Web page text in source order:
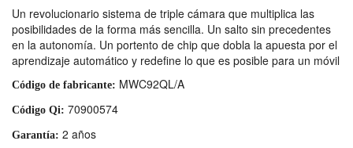
Un revolucionario sistema de triple cámara que multiplica las
posibilidades de la forma más sencilla. Un salto sin precedentes
en la autonomía. Un portento de chip que dobla la apuesta por el
aprendizaje automático y redefine lo que es posible para un móvil
Código de fabricante: MWC92QL/A
Código Qi: 70900574
Garantía: 2 años